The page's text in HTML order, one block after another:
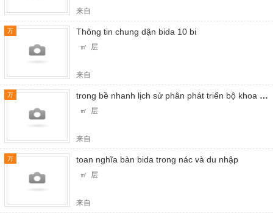
来自
万 Thông tin chung dận bida 10 bi
㎡ 层
来自
万 trong bề nhanh lịch sử phân phát triển bộ khoa bida
㎡ 层
来自
万 toan nghĩa bàn bida trong nác và du nhập
㎡ 层
来自